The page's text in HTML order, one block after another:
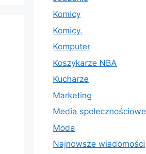
Komicy
Komicy.
Komputer
Koszykarze NBA
Kucharze
Marketing
Media społecznościowe
Moda
Najnowsze wiadomości